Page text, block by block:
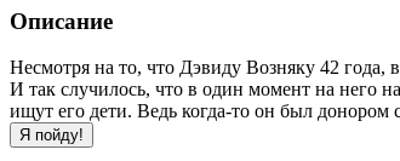
Описание
Несмотря на то, что Дэвиду Возняку 42 года,
И так случилось, что в один момент на него
ищут его дети. Ведь когда-то он был донором